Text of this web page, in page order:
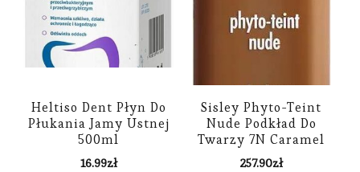
Heltiso Dent Płyn Do
Płukania Jamy Ustnej
500ml
16.99zł
Sisley Phyto-Teint
Nude Podkład Do
Twarzy 7N Caramel
257.90zł